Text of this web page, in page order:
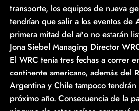
transporte, los equipos de nueva
tendrían que salir a los eventos de
primera mitad del año no estarán
Jona Siebel Managing Director
El WRC tenía tres fechas a correr
continente americano, además del
Argentina y Chile tampoco
próximo año. Consecuencia de la